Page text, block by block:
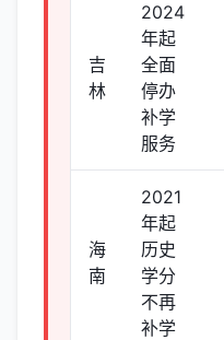
吉
林
2024
年起
全面
停办
补学
服务
海
南
2021
年起
历史
学分
不再
补学